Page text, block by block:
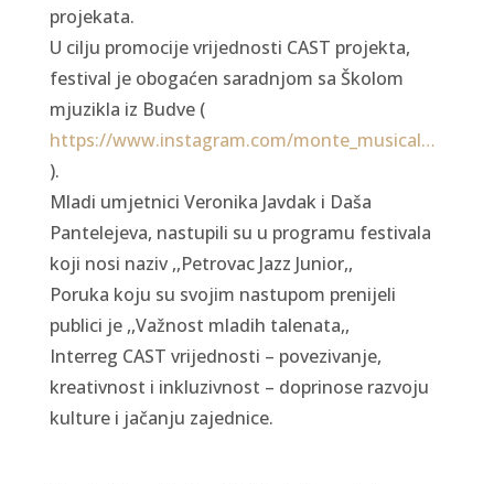
projekata.
U cilju promocije vrijednosti CAST projekta,
festival je obogaćen saradnjom sa Školom
mjuzikla iz Budve (
https://www.instagram.com/monte_musical…
).
Mladi umjetnici Veronika Javdak i Daša
Pantelejeva, nastupili su u programu festivala
koji nosi naziv ,,Petrovac Jazz Junior,,
Poruka koju su svojim nastupom prenijeli
publici je ,,Važnost mladih talenata,,
Interreg CAST vrijednosti – povezivanje,
kreativnost i inkluzivnost – doprinose razvoju
kulture i jačanju zajednice.